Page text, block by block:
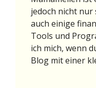
jedoch nicht nur
auch einige
Tools und
ich mich, wenn
Blog mit einer